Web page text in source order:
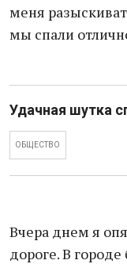
меня
мы спали
Удачная шутка
ОБЩЕСТВО
Вчера днем я
дороге. В